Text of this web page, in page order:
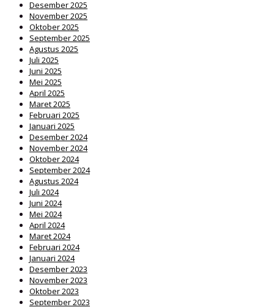
Desember 2025
November 2025
Oktober 2025
September 2025
Agustus 2025
Juli 2025
Juni 2025
Mei 2025
April 2025
Maret 2025
Februari 2025
Januari 2025
Desember 2024
November 2024
Oktober 2024
September 2024
Agustus 2024
Juli 2024
Juni 2024
Mei 2024
April 2024
Maret 2024
Februari 2024
Januari 2024
Desember 2023
November 2023
Oktober 2023
September 2023